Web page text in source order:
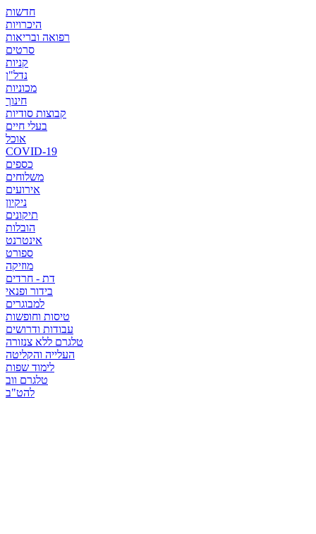
חדשות
היכרויות
רפואה ובריאות
סרטים
קניות
נדל"ן
מכוניות
חינוך
קבוצות סודיות
בעלי חיים
אוכל
COVID-19
כספים
משלוחים
אירועים
ניקיון
תיקונים
הובלות
אינטרנט
ספורט
מוזיקה
דת - חרדים
בידור ופנאי
למבוגרים
טיסות וחופשות
עבודות ודרושים
טלגרם ללא צנזורה
העלייה והקליטה
לימוד שפות
טלגרם ווב
להט"ב